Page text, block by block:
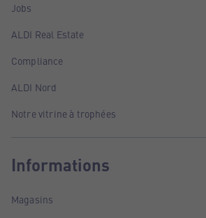
Jobs
ALDI Real Estate
Compliance
ALDI Nord
Notre vitrine à trophées
Informations
Magasins